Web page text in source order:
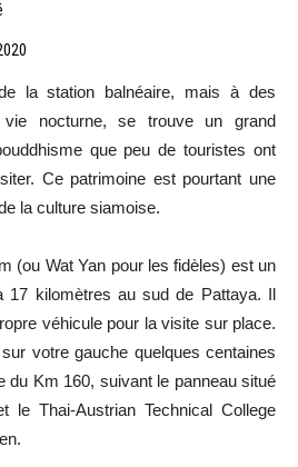
la station balnéaire, mais à des
nocturne, se trouve un grand
que peu de touristes ont
Ce patrimoine est pourtant une
la culture siamoise.
(ou Wat Yan pour les fidèles) est un
17 kilomètres au sud de Pattaya. Il
véhicule pour la visite sur place.
votre gauche quelques centaines
du Km 160, suivant le panneau situé
le Thai-Austrian Technical College